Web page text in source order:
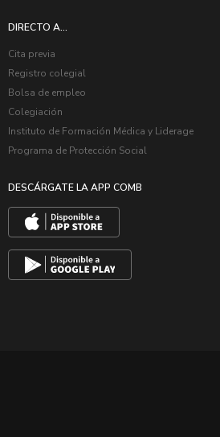
DIRECTO A...
Cita previa
Registro colegial
Bolsa de empleo
Colegiación
Instituto de Formación Médica y Liderage
Programa de Protección Social
DESCÁRGATE LA APP COMB